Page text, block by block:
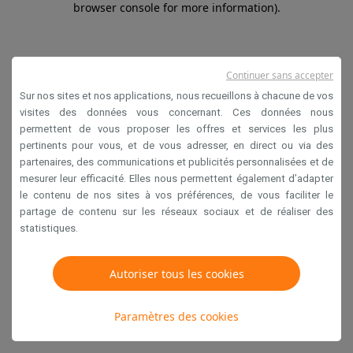
browser console for more information).
Sur nos sites et nos applications, nous recueillons à chacune de vos
visites des données vous concernant. Ces données nous
permettent de vous proposer les offres et services les plus
pertinents pour vous, et de vous adresser, en direct ou via des
partenaires, des communications et publicités personnalisées et de
mesurer leur efficacité. Elles nous permettent également d’adapter
le contenu de nos sites à vos préférences, de vous faciliter le
partage de contenu sur les réseaux sociaux et de réaliser des
statistiques.
Autoriser tous les cookies
Paramètres des cookies
Continuer sans accepter